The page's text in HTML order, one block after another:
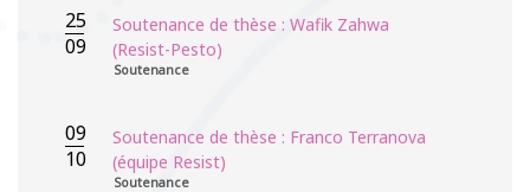
25
09
Soutenance de thèse : Wafik Zahwa
(Resist-Pesto)
Soutenance
09
10
Soutenance de thèse : Franco Terranova
(équipe Resist)
Soutenance